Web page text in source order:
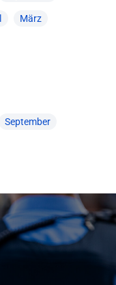
März
September